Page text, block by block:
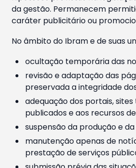
da gestão. Permanecem
caráter publicitário ou
No âmbito do Ibram e de suas
ocultação temporária das
revisão e adaptação das
preservada a integridade
adequação dos portais,
publicados e aos recursos
suspensão da produção e
manutenção apenas de
prestação de serviços